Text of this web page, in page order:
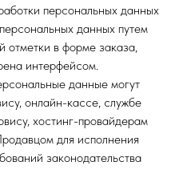
персональных данных
данных путем
отметки в форме заказа,
интерфейсом.
данные могут
онлайн-кассе, службе
хостинг-провайдерам
для исполнения
законодательства